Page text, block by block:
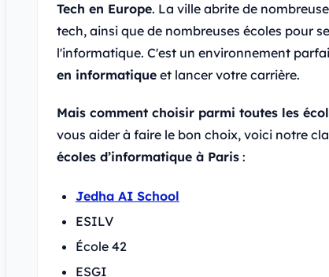
Tech en Europe. La ville abrite de
tech, ainsi que de nombreuses écoles pour
l'informatique. C'est un environnement
en informatiqueet lancer votre carrière.
Mais comment choisir parmi toutes les
vous aider à faire le bon choix, voici notre
écoles d’informatique à Paris:
Jedha AI School
ESILV
École 42
ESGI